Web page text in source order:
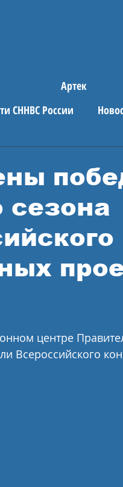
Артек
СННВС России
сезона
центре
Всероссийского